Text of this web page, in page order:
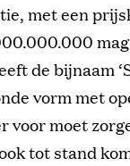
met een
de bijnaam
vorm met
voor moet
tot stand